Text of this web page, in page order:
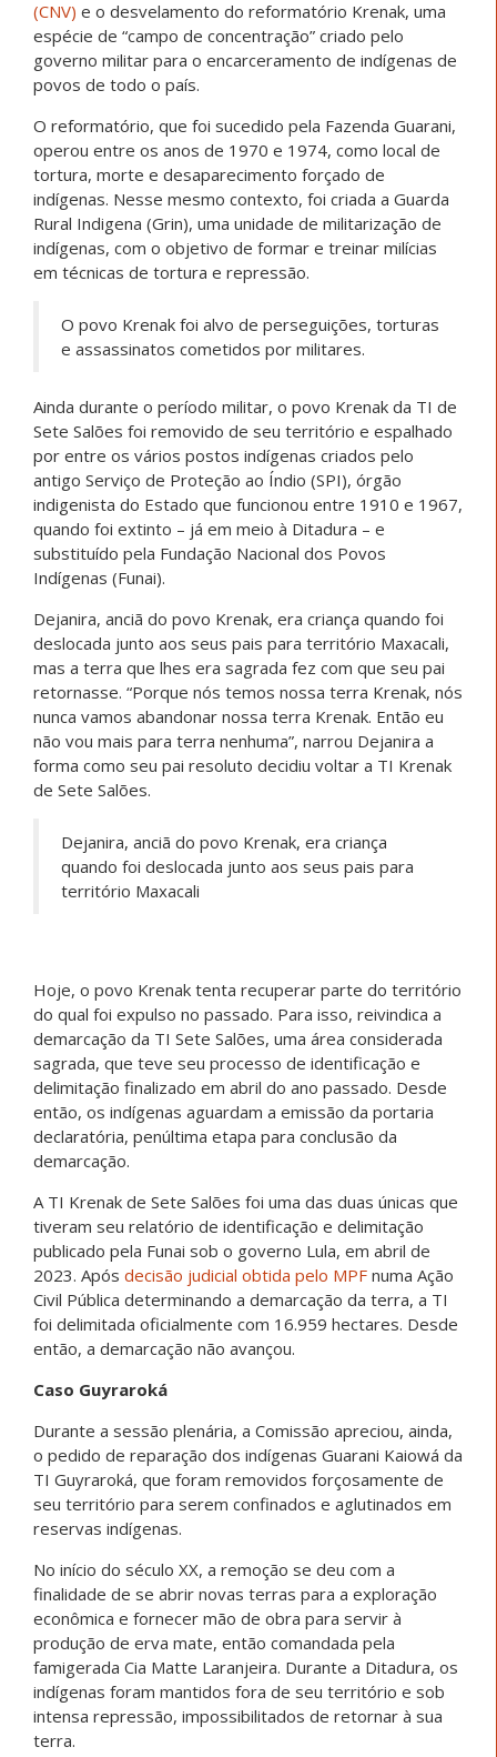
(CNV) e o desvelamento do reformatório Krenak, uma
espécie de “campo de concentração” criado pelo
governo militar para o encarceramento de indígenas de
povos de todo o país.
O reformatório, que foi sucedido pela Fazenda Guarani,
operou entre os anos de 1970 e 1974, como local de
tortura, morte e desaparecimento forçado de
indígenas. Nesse mesmo contexto, foi criada a Guarda
Rural Indigena (Grin), uma unidade de militarização de
indígenas, com o objetivo de formar e treinar milícias
em técnicas de tortura e repressão.
O povo Krenak foi alvo de perseguições, torturas
e assassinatos cometidos por militares.
Ainda durante o período militar, o povo Krenak da TI de
Sete Salões foi removido de seu território e espalhado
por entre os vários postos indígenas criados pelo
antigo Serviço de Proteção ao Índio (SPI), órgão
indigenista do Estado que funcionou entre 1910 e 1967,
quando foi extinto – já em meio à Ditadura – e
substituído pela Fundação Nacional dos Povos
Indígenas (Funai).
Dejanira, anciã do povo Krenak, era criança quando foi
deslocada junto aos seus pais para território Maxacali,
mas a terra que lhes era sagrada fez com que seu pai
retornasse. “Porque nós temos nossa terra Krenak, nós
nunca vamos abandonar nossa terra Krenak. Então eu
não vou mais para terra nenhuma”, narrou Dejanira a
forma como seu pai resoluto decidiu voltar a TI Krenak
de Sete Salões.
Dejanira, anciã do povo Krenak, era criança
quando foi deslocada junto aos seus pais para
território Maxacali
Hoje, o povo Krenak tenta recuperar parte do território
do qual foi expulso no passado. Para isso, reivindica a
demarcação da TI Sete Salões, uma área considerada
sagrada, que teve seu processo de identificação e
delimitação finalizado em abril do ano passado. Desde
então, os indígenas aguardam a emissão da portaria
declaratória, penúltima etapa para conclusão da
demarcação.
A TI Krenak de Sete Salões foi uma das duas únicas que
tiveram seu relatório de identificação e delimitação
publicado pela Funai sob o governo Lula, em abril de
2023. Após decisão judicial obtida pelo MPF numa Ação
Civil Pública determinando a demarcação da terra, a TI
foi delimitada oficialmente com 16.959 hectares. Desde
então, a demarcação não avançou.
Caso Guyraroká
Durante a sessão plenária, a Comissão apreciou, ainda,
o pedido de reparação dos indígenas Guarani Kaiowá da
TI Guyraroká, que foram removidos forçosamente de
seu território para serem confinados e aglutinados em
reservas indígenas.
No início do século XX, a remoção se deu com a
finalidade de se abrir novas terras para a exploração
econômica e fornecer mão de obra para servir à
produção de erva mate, então comandada pela
famigerada Cia Matte Laranjeira. Durante a Ditadura, os
indígenas foram mantidos fora de seu território e sob
intensa repressão, impossibilitados de retornar à sua
terra.